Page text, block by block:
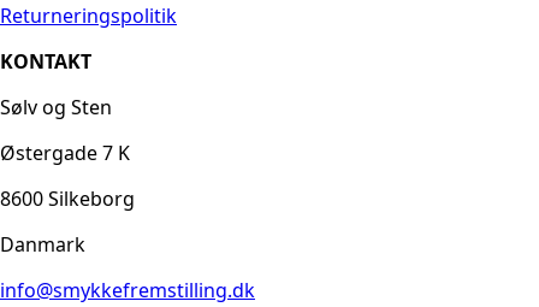
Returneringspolitik
KONTAKT
Sølv og Sten
Østergade 7 K
8600 Silkeborg
Danmark
info@smykkefremstilling.dk